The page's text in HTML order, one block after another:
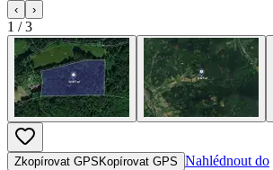
‹ ›
1 /3
Zkopírovat GPS Kopírovat GPS Nahlédnout do